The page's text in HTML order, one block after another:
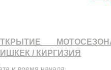
/ КИРГИЗИЯ
и время начала